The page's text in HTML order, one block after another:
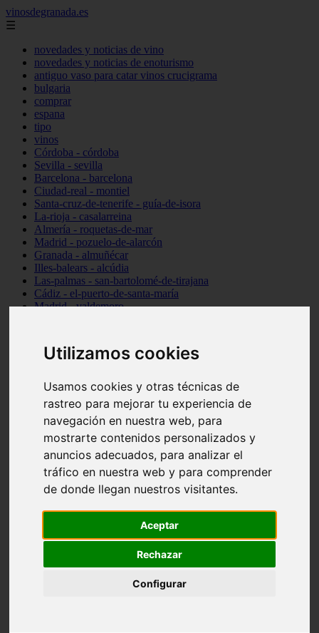
Utilizamos cookies
Usamos cookies y otras técnicas de
rastreo para mejorar tu experiencia de
navegación en nuestra web, para
mostrarte contenidos personalizados y
anuncios adecuados, para analizar el
tráfico en nuestra web y para comprender
de donde llegan nuestros visitantes.
Aceptar
Rechazar
Configurar
vinosdegranada.es
☰
novedades y noticias de vino
novedades y noticias de enoturismo
antiguo vaso para catar vinos crucigrama
bulgaria
comprar
espana
tipo
vinos
Córdoba - córdoba
Sevilla - sevilla
Barcelona - barcelona
Ciudad-real - montiel
Santa-cruz-de-tenerife - guía-de-isora
La-rioja - casalarreina
Almería - roquetas-de-mar
Madrid - pozuelo-de-alarcón
Granada - almuñécar
Illes-balears - alcúdia
Las-palmas - san-bartolomé-de-tirajana
Cádiz - el-puerto-de-santa-maría
Madrid - valdemoro
Cantabria - suances
Sevilla - bormujos
Málaga - júzcar
Huesca - alquézar
Huesca - castejón-de-sos
Lleida - alt-àneu
Córdoba - almedinilla
Navarra - zangoza
Cantabria - arenas-de-iguña
Barcelona - la-pobla-de-lillet
Murcia - cartagena
Madrid - nuevo-baztán